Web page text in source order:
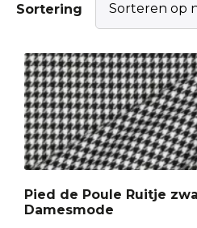
Sortering
Pied de Poule Ruitje
Damesmode